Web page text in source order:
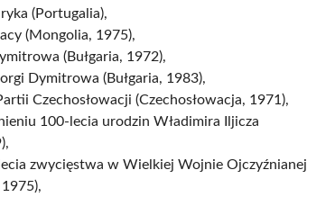
(Portugalia),
(Mongolia, 1975),
(Bułgaria, 1972),
Dymitrowa (Bułgaria, 1983),
Czechosłowacji (Czechosłowacja, 1971),
100-lecia urodzin Władimira Iljicza
zwycięstwa w Wielkiej Wojnie Ojczyźnianej